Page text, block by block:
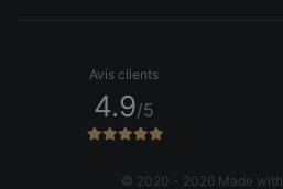
Avis clients
4.9/5
© 2020 - 2026 Made with